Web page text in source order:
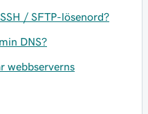
/ SFTP-lösenord?
DNS?
webbserverns